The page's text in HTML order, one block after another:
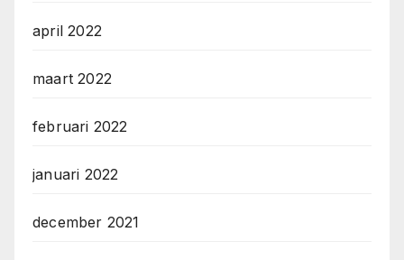
april 2022
maart 2022
februari 2022
januari 2022
december 2021